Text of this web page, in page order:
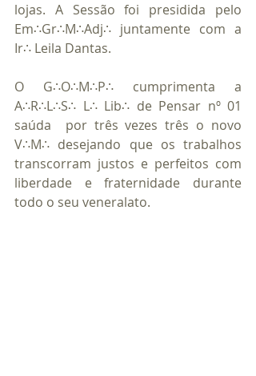
lojas. A Sessão foi presidida pelo
Em∴Gr∴M∴Adj∴ juntamente com a
Ir∴ Leila Dantas.
O G∴O∴M∴P∴ cumprimenta a
A∴R∴L∴S∴ L∴ Lib∴ de Pensar nº 01
saúda  por três vezes três o novo
V∴M∴ desejando que os trabalhos
transcorram justos e perfeitos com
liberdade e fraternidade durante
todo o seu veneralato.